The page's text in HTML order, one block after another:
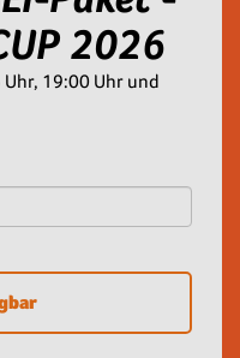
2026
19:00 Uhr und